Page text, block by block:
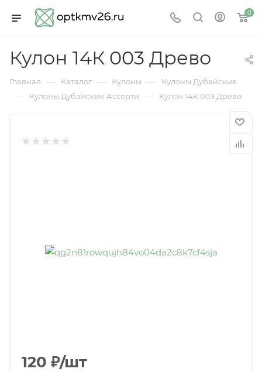
0
Кулон 14К 003 Древо
Главная — Каталог — Кулоны — Кулоны Дубайские
— Кулоны Дубайские Ассорти — Кулон 14К 003 Древо
120 ₽/шт